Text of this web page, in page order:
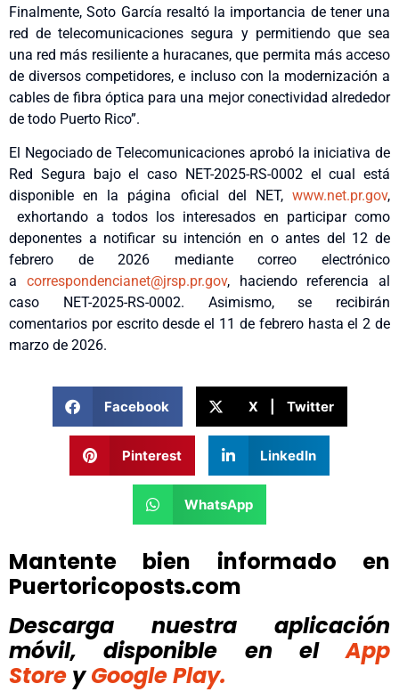
Finalmente, Soto García resaltó la importancia de tener una
red de telecomunicaciones segura y permitiendo que sea
una red más resiliente a huracanes, que permita más acceso
de diversos competidores, e incluso con la modernización a
cables de fibra óptica para una mejor conectividad alrededor
de todo Puerto Rico”.
El Negociado de Telecomunicaciones aprobó la iniciativa de
Red Segura bajo el caso NET-2025-RS-0002 el cual está
disponible en la página oficial del NET, www.net.pr.gov,
exhortando a todos los interesados en participar como
deponentes a notificar su intención en o antes del 12 de
febrero de 2026 mediante correo electrónico
a correspondencianet@jrsp.pr.gov, haciendo referencia al
caso NET-2025-RS-0002. Asimismo, se recibirán
comentarios por escrito desde el 11 de febrero hasta el 2 de
marzo de 2026.
Facebook X | Twitter
Pinterest LinkedIn
WhatsApp
Mantente bien informado en
Puertoricoposts.com
Descarga nuestra aplicación
móvil, disponible
en el
App
Store y Google Play.